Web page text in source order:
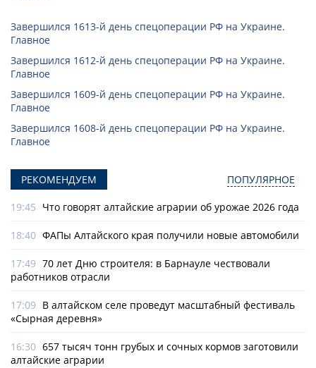
Завершился 1613-й день спецоперации РФ на Украине.
Главное
Завершился 1612-й день спецоперации РФ на Украине.
Главное
Завершился 1609-й день спецоперации РФ на Украине.
Главное
Завершился 1608-й день спецоперации РФ на Украине.
Главное
РЕКОМЕНДУЕМ ПОПУЛЯРНОЕ
19:45 Что говорят алтайские аграрии об урожае 2026 года
18:40 ФАПы Алтайского края получили новые автомобили
17:49 70 лет Дню строителя: в Барнауле чествовали
работников отрасли
17:09 В алтайском селе проведут масштабный фестиваль
«Сырная деревня»
16:30 657 тысяч тонн грубых и сочных кормов заготовили
алтайские аграрии